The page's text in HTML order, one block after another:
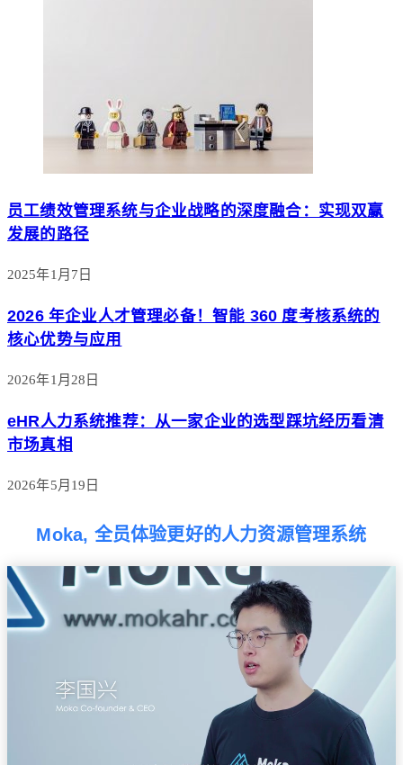
员工绩效管理系统与企业战略的深度融合：实现双赢
发展的路径
2025年1月7日
2026 年企业人才管理必备！智能 360 度考核系统的
核心优势与应用
2026年1月28日
eHR人力系统推荐：从一家企业的选型踩坑经历看清
市场真相
2026年5月19日
Moka, 全员体验更好的人力资源管理系统